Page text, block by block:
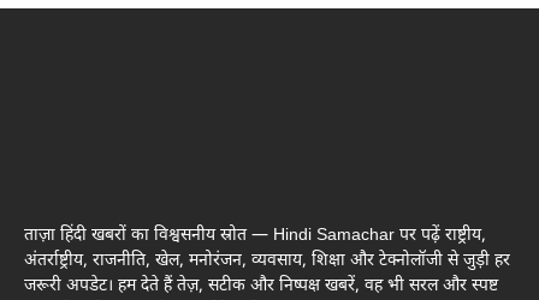
ताज़ा हिंदी खबरों का विश्वसनीय स्रोत — Hindi Samachar पर पढ़ें राष्ट्रीय,
अंतर्राष्ट्रीय, राजनीति, खेल, मनोरंजन, व्यवसाय, शिक्षा और टेक्नोलॉजी से जुड़ी हर
जरूरी अपडेट। हम देते हैं तेज़, सटीक और निष्पक्ष खबरें, वह भी सरल और स्पष्ट